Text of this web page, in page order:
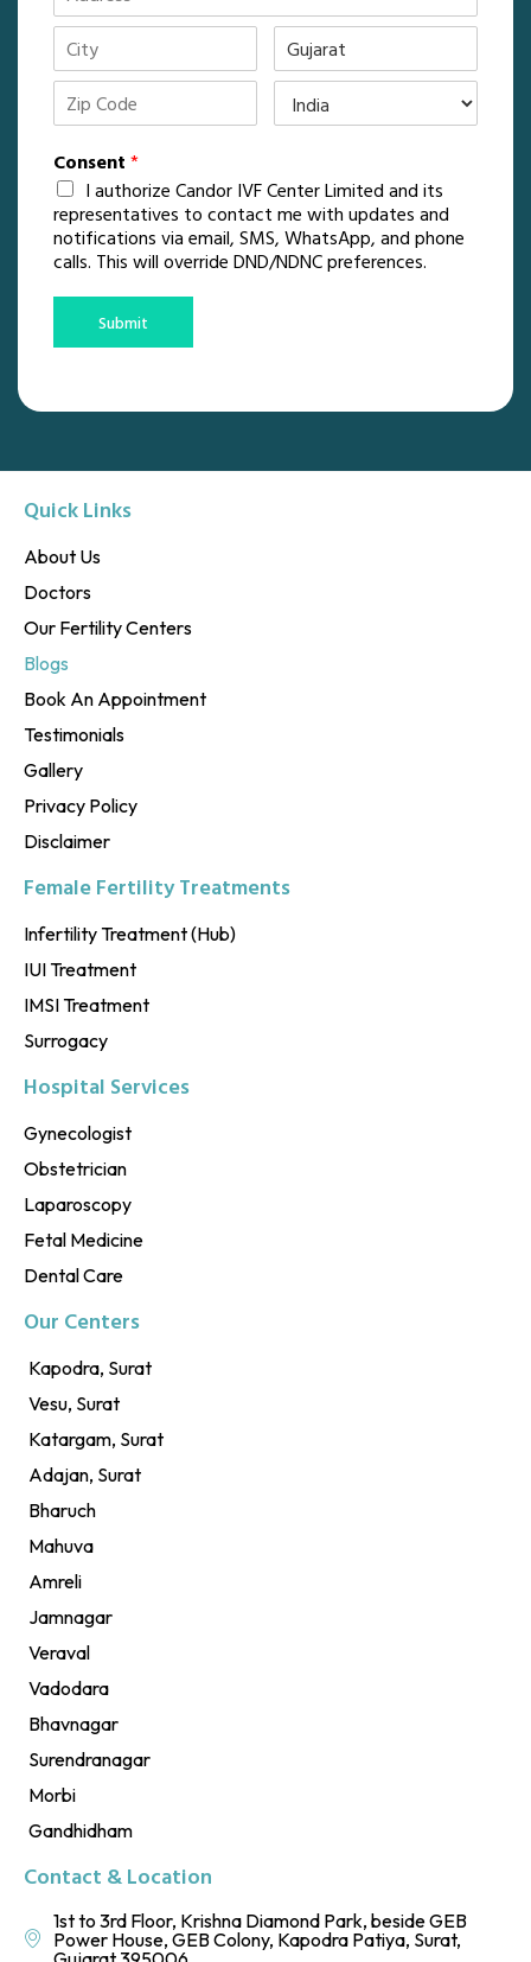
Consent *
I authorize Candor IVF Center Limited and its
representatives to contact me with updates and
notifications via email, SMS, WhatsApp, and phone
calls. This will override DND/NDNC preferences.
Submit
Quick Links
About Us
Doctors
Our Fertility Centers
Blogs
Book An Appointment
Testimonials
Gallery
Privacy Policy
Disclaimer
Female Fertility Treatments
Infertility Treatment (Hub)
IUI Treatment
IMSI Treatment
Surrogacy
Hospital Services
Gynecologist
Obstetrician
Laparoscopy
Fetal Medicine
Dental Care
Our Centers
Kapodra, Surat
Vesu, Surat
Katargam, Surat
Adajan, Surat
Bharuch
Mahuva
Amreli
Jamnagar
Veraval
Vadodara
Bhavnagar
Surendranagar
Morbi
Gandhidham
Contact & Location
1st to 3rd Floor, Krishna Diamond Park, beside GEB
Power House, GEB Colony, Kapodra Patiya, Surat,